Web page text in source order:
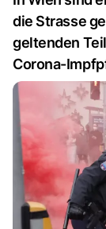
die Strasse
geltenden
Corona-